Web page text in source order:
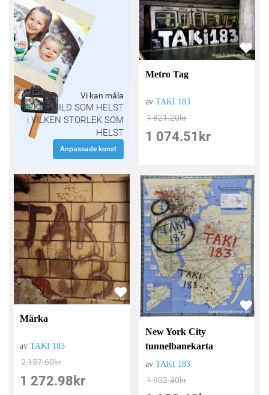
Vi kan måla
VILKEN BILD SOM HELST
i VILKEN STORLEK SOM
HELST
Anpassade konst
Metro Tag
avTAKI 183
1 821.20kr
1 074.51 kr
Märka
avTAKI 183
2 157.60kr
1 272.98 kr
New York City
tunnelbanekarta
avTAKI 183
1 902.40kr